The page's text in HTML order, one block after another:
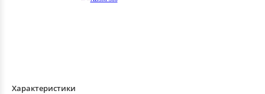
Характеристики